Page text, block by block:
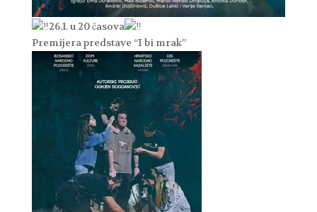
26.1. u 20 časova
Premijera predstave “I bi mrak”